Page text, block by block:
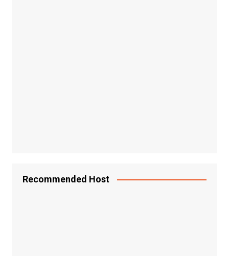
Recommended Host